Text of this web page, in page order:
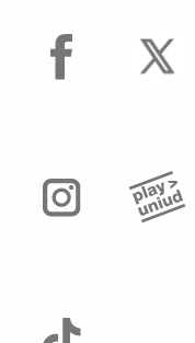
facebook